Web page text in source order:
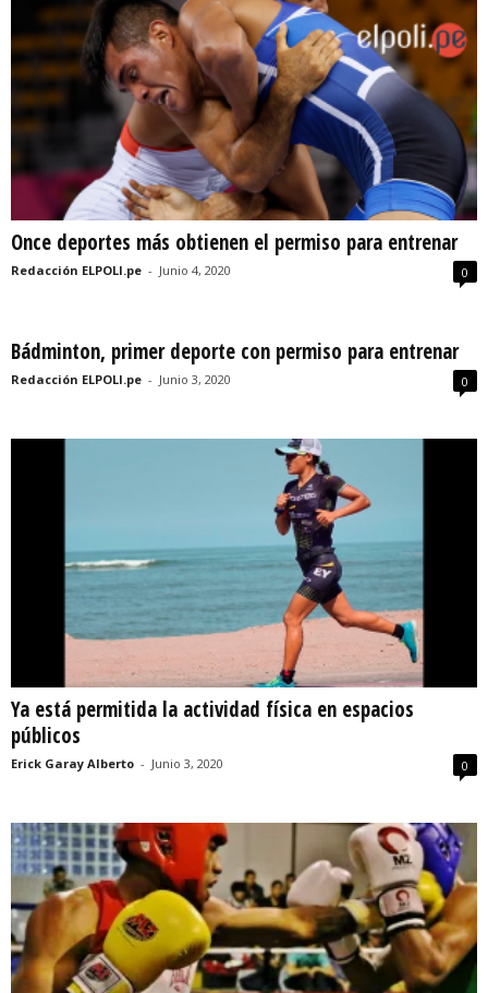
Once deportes más obtienen el permiso para entrenar
Redacción ELPOLI.pe - Junio 4, 2020 0
Bádminton, primer deporte con permiso para entrenar
Redacción ELPOLI.pe - Junio 3, 2020 0
Ya está permitida la actividad física en espacios
públicos
Erick Garay Alberto - Junio 3, 2020 0